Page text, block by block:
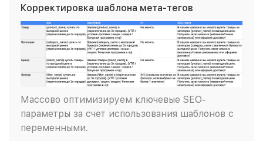
Корректировка шаблона мета-тегов
Массово оптимизируем ключевые SEO-
параметры за счет использования шаблонов с
переменными.